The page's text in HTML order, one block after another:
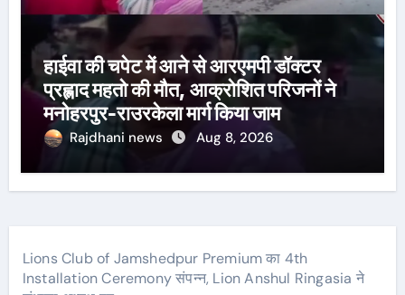
हाईवा की चपेट में आने से आरएमपी डॉक्टर
प्रह्लाद महतो की मौत, आक्रोशित परिजनों ने
मनोहरपुर-राउरकेला मार्ग किया जाम
Rajdhani news Aug 8, 2026
Lions Club of Jamshedpur Premium का 4th
Installation Ceremony संपन्न, Lion Anshul Ringasia ने